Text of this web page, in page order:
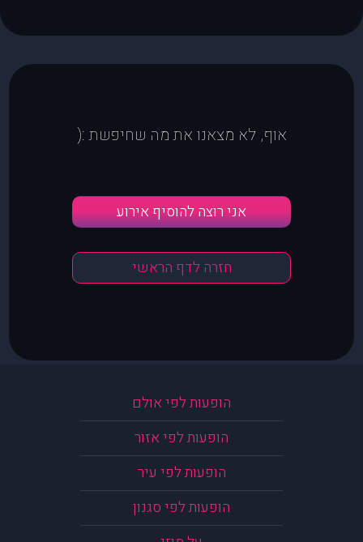
אוף, לא מצאנו את מה שחיפשת :(
אני רוצה להוסיף אירוע
חזרה לדף הראשי
הופעות לפי אולם
הופעות לפי אזור
הופעות לפי עיר
הופעות לפי סגנון